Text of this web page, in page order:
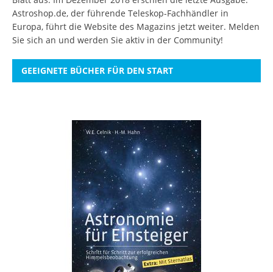
Astroshop.de, der führende Teleskop-Fachhändler in
Europa, führt die Website des Magazins jetzt weiter. Melden
Sie sich an und werden Sie aktiv in der Community!
GEEIGNETE BÜCHER FÜR DEN START